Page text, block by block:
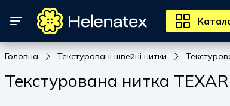
Головна Текстуровані швейні нитки
Текстурована нитка